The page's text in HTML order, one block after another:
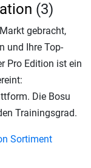
(3)
gebracht,
und Ihre Top-
Pro Edition ist ein
Die Bosu
Trainingsgrad.
Sortiment